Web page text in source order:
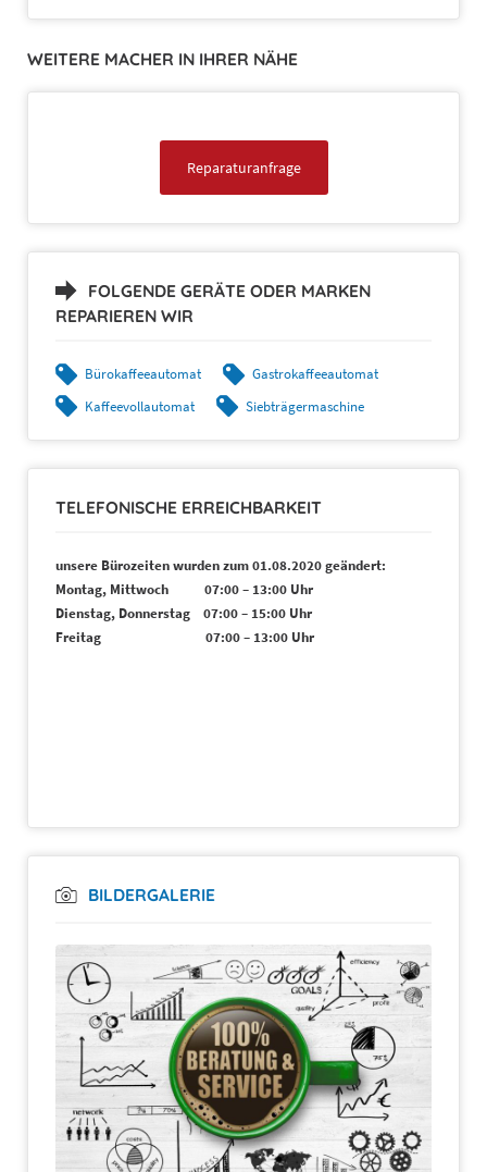
WEITERE MACHER IN IHRER NÄHE
Reparaturanfrage
FOLGENDE GERÄTE ODER MARKEN
REPARIEREN WIR
Bürokaffeeautomat
Gastrokaffeeautomat
Kaffeevollautomat
Siebträgermaschine
TELEFONISCHE ERREICHBARKEIT
unsere Bürozeiten wurden zum 01.08.2020 geändert:
Montag, Mittwoch 07:00 – 13:00 Uhr
Dienstag, Donnerstag 07:00 – 15:00 Uhr
Freitag 07:00 – 13:00 Uhr
BILDERGALERIE